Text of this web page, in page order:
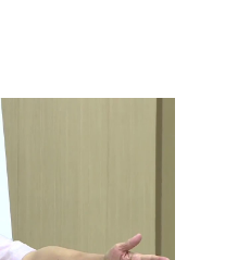
(1)黃敏正主教帶